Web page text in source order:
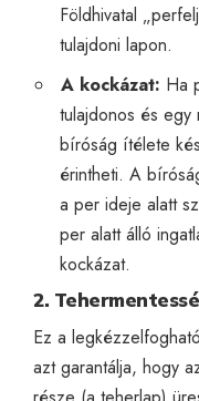
Földhivatal
tulajdoni lapon.
A kockázat: Ha
tulajdonos és
bíróság ítélete
érintheti. A
a per ideje alatt
per alatt álló
kockázat.
2.
Ez a
azt garantálja, hogy